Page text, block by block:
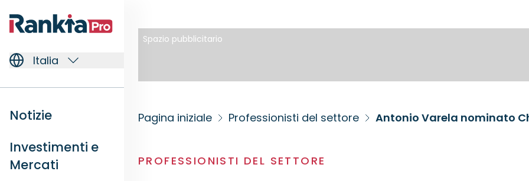
Italia
Notizie
Investimenti e
Mercati
Spazio pubblicitario
Pagina iniziale Professionisti del settore Antonio Varela nominato
PROFESSIONISTI DEL SETTORE